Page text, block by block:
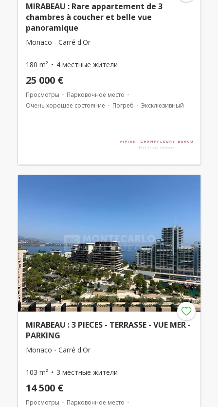
MIRABEAU : Rare appartement de 3
chambres à coucher et belle vue
panoramique
Monaco - Carré d'Or
180 m² 4 местные жители
25 000 €
Просмотры
Парковочное место
Очень хорошее состояние
Погреб Эксклюзивный
MIRABEAU : 3 PIECES - TERRASSE - VUE MER -
PARKING
Monaco - Carré d'Or
103 m² 3 местные жители
14 500 €
Просмотры
Парковочное место